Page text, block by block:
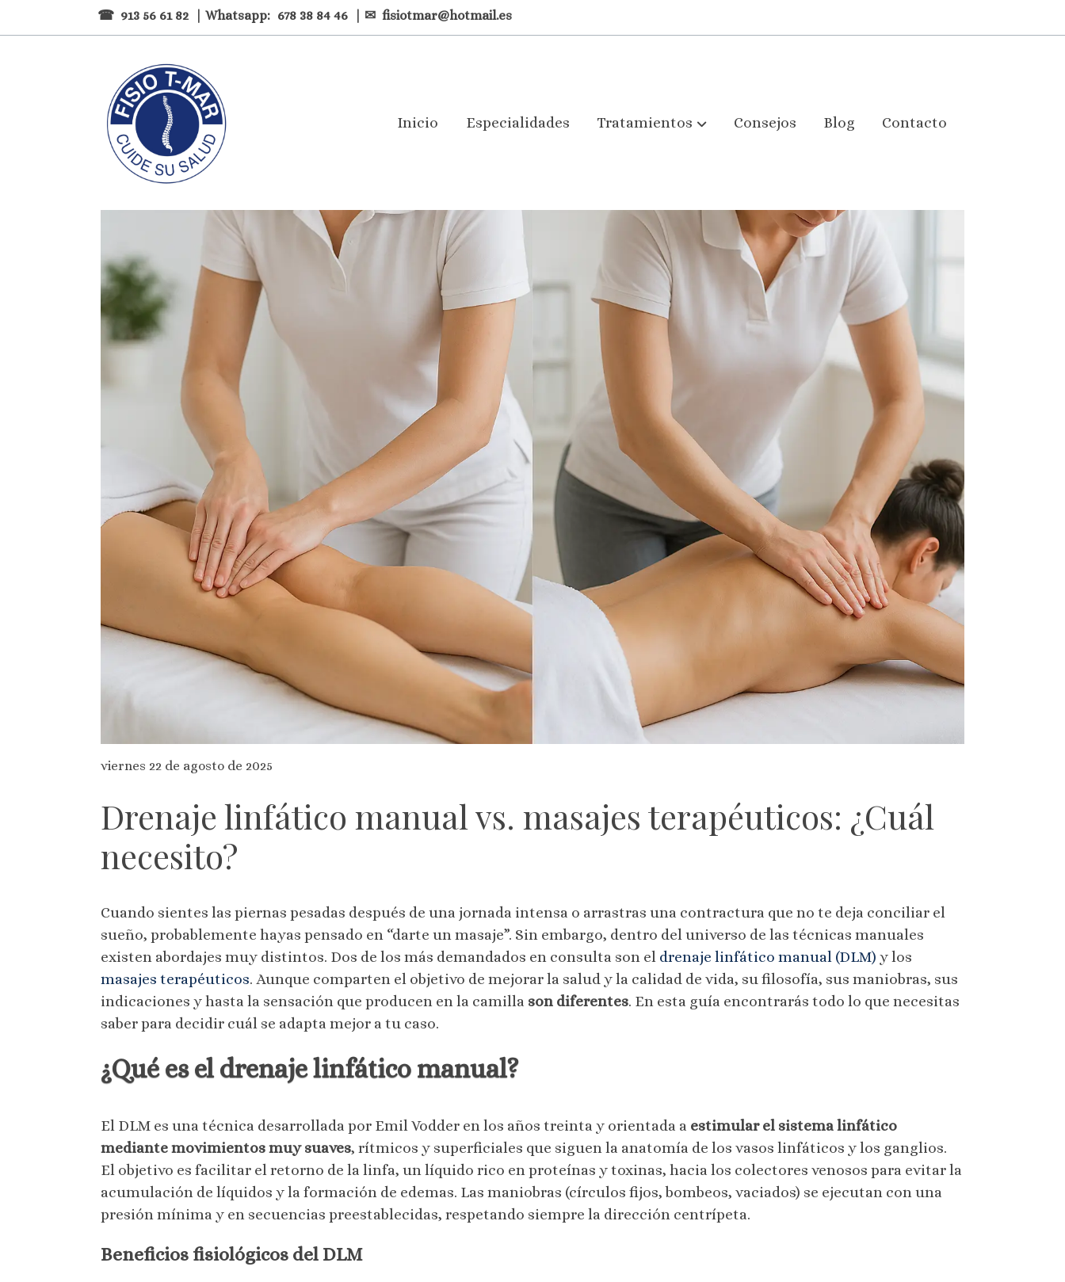
☎ 913 56 61 82 | Whatsapp: 678 38 84 46 | ✉ fisiotmar@hotmail.es
Inicio Especialidades Tratamientos Consejos Blog Contacto
viernes 22 de agosto de 2025
Drenaje linfático manual vs. masajes terapéuticos: ¿Cuál
necesito?
Cuando sientes las piernas pesadas después de una jornada intensa o arrastras una contractura que no te deja conciliar el
sueño, probablemente hayas pensado en “darte un masaje”. Sin embargo, dentro del universo de las técnicas manuales
existen abordajes muy distintos. Dos de los más demandados en consulta son el drenaje linfático manual (DLM) y los
masajes terapéuticos. Aunque comparten el objetivo de mejorar la salud y la calidad de vida, su filosofía, sus maniobras, sus
indicaciones y hasta la sensación que producen en la camilla son diferentes. En esta guía encontrarás todo lo que necesitas
saber para decidir cuál se adapta mejor a tu caso.
¿Qué es el drenaje linfático manual?
El DLM es una técnica desarrollada por Emil Vodder en los años treinta y orientada a estimular el sistema linfático
mediante movimientos muy suaves, rítmicos y superficiales que siguen la anatomía de los vasos linfáticos y los ganglios.
El objetivo es facilitar el retorno de la linfa, un líquido rico en proteínas y toxinas, hacia los colectores venosos para evitar la
acumulación de líquidos y la formación de edemas. Las maniobras (círculos fijos, bombeos, vaciados) se ejecutan con una
presión mínima y en secuencias preestablecidas, respetando siempre la dirección centrípeta.
Beneficios fisiológicos del DLM